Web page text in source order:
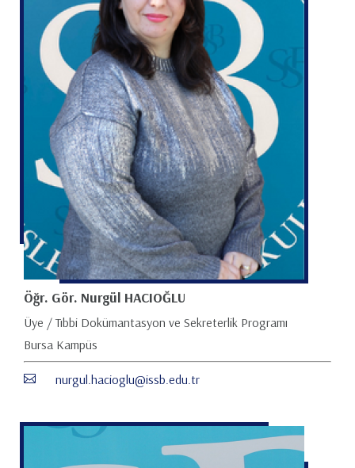
Öğr. Gör. Nurgül HACIOĞLU
Üye / Tıbbi Dokümantasyon ve Sekreterlik Programı
Bursa Kampüs
nurgul.hacioglu@issb.edu.tr